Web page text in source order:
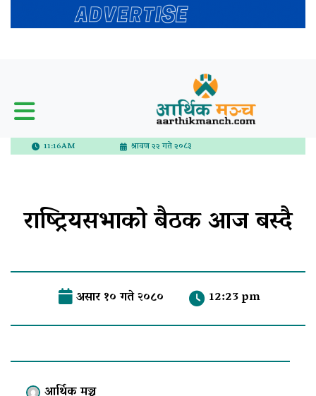
11:16AM श्रावण २२ गते २०८३
राष्ट्रियसभाको बैठक आज बस्दै
असार १० गते २०८० 12:23 pm